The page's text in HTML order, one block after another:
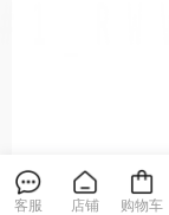
客服 店铺 购物车